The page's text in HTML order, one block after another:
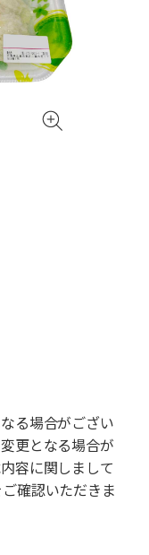
る場合がござい
更となる場合が
容に関しまして
確認いただきま